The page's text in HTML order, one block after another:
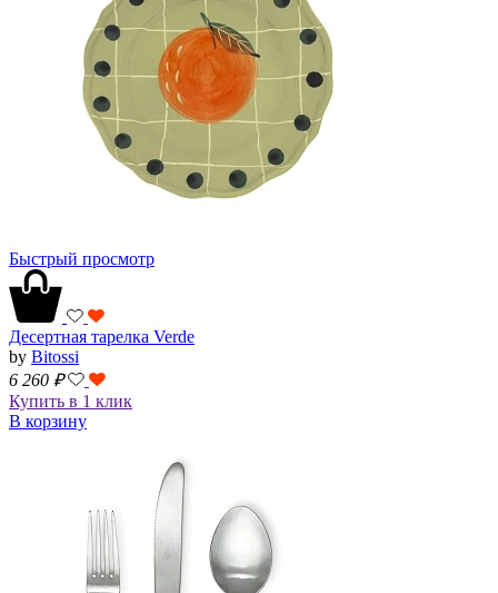
Быстрый просмотр
Десертная тарелка Verde
by Bitossi
6 260 ₽
Купить в 1 клик
В корзину